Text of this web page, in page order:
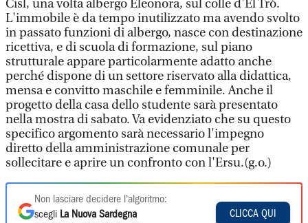
Cisl, una volta albergo Eleonora, sul colle d'El Trò.
L'immobile è da tempo inutilizzato ma avendo svolto
in passato funzioni di albergo, nasce con destinazione
ricettiva, e di scuola di formazione, sul piano
strutturale appare particolarmente adatto anche
perché dispone di un settore riservato alla didattica,
mensa e convitto maschile e femminile. Anche il
progetto della casa dello studente sarà presentato
nella mostra di sabato. Va evidenziato che su questo
specifico argomento sarà necessario l'impegno
diretto della amministrazione comunale per
sollecitare e aprire un confronto con l'Ersu.(g.o.)
Non lasciare decidere l'algoritmo:
scegli La Nuova Sardegna
CLICCA QUI